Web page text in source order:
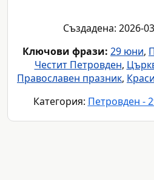
Създадена: 2026-
Ключови фрази: 29 юни,
Честит Петровден,
Православен празник,
Категория: Петровден -